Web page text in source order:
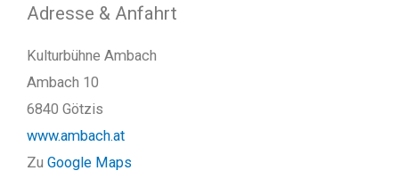
Adresse & Anfahrt
Kulturbühne Ambach
Ambach 10
6840 Götzis
www.ambach.at
Zu Google Maps